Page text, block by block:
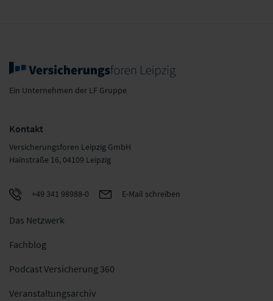
Ein Unternehmen der LF Gruppe
Kontakt
Versicherungsforen Leipzig GmbH
Hainstraße 16, 04109 Leipzig
+49 341 98988-0 E-Mail schreiben
Das Netzwerk
Fachblog
Podcast Versicherung 360
Veranstaltungsarchiv